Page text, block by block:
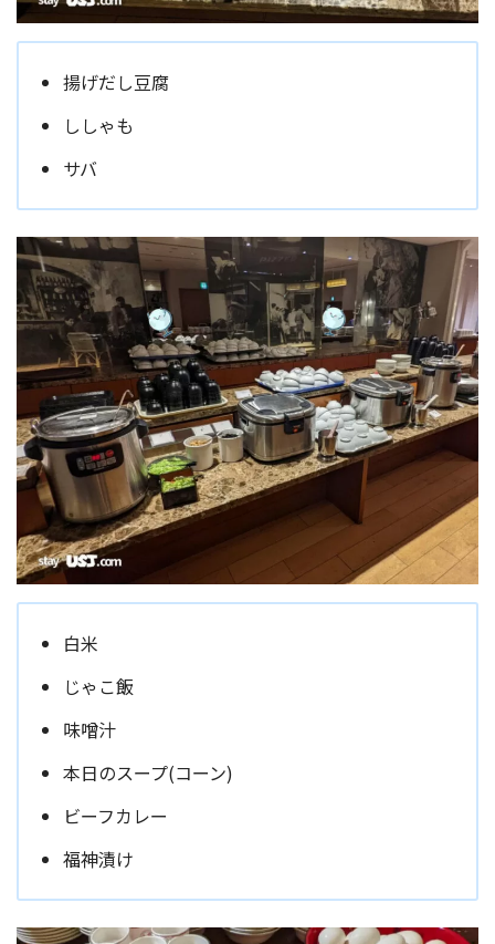
揚げだし豆腐
ししゃも
サバ
白米
じゃこ飯
味噌汁
本日のスープ(コーン)
ビーフカレー
福神漬け